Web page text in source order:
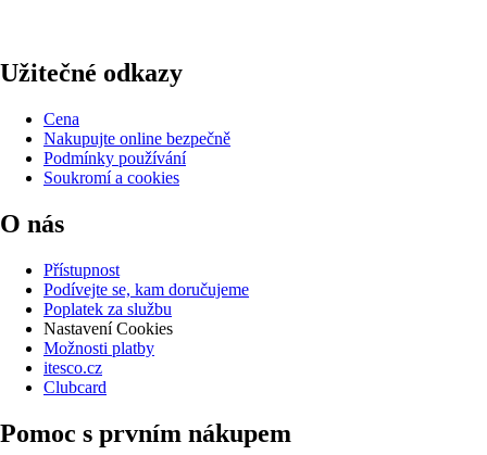
Užitečné odkazy
Cena
Nakupujte online bezpečně
Podmínky používání
Soukromí a cookies
O nás
Přístupnost
Podívejte se, kam doručujeme
Poplatek za službu
Nastavení Cookies
Možnosti platby
itesco.cz
Clubcard
Pomoc s prvním nákupem